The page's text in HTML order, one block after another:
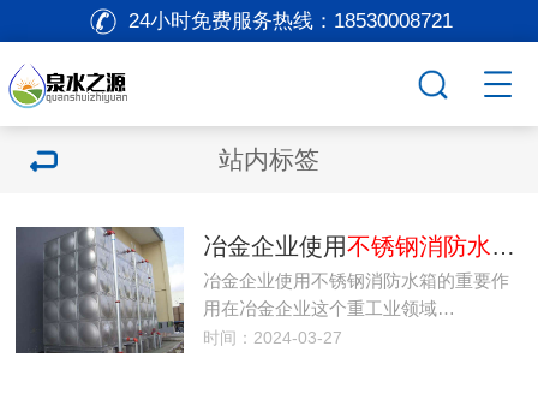
24小时免费服务热线： 18530008721
站内标签
冶金企业使用不锈钢消防水箱
冶金企业使用不锈钢消防水箱的重要作
用在冶金企业这个重工业领域…
时间：2024-03-27